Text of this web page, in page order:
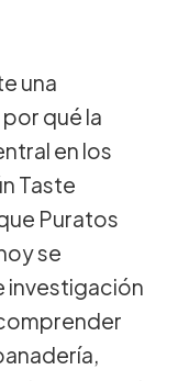
una
qué la
en los
Taste
Puratos
se
investigación